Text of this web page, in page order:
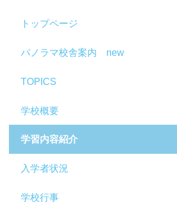
トップページ
パノラマ校舎案内 new
TOPICS
学校概要
学習内容紹介
入学者状況
学校行事